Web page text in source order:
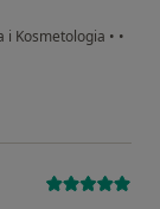
i Kosmetologia • •